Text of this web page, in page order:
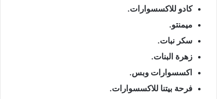
كادو للاكسسوارات.
ميمنتو.
سكر نبات.
زهرة البنات.
اكسسوارات وبس.
فرحة بيتنا للاكسسوارات.